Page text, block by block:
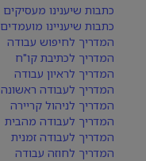
כתבות שיענינו מעסיקים
כתבות שיעניינו מועמדים
המדריך לחיפוש עבודה
המדריך לכתיבת קו"ח
המדריך לראיון עבודה
המדריך לעבודה ראשונה
המדריך לניהול קריירה
המדריך לעבודה מהבית
המדריך לעבודה זמנית
המדריך לחוזה עבודה